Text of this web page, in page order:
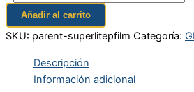
Añadir al carrito
SKU: parent-superlitepfilm Categoría:
Descripción
Información adicional